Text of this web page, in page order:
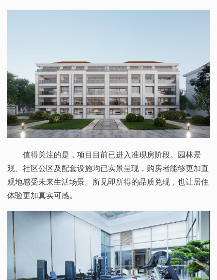
值得关注的是，项目目前已进入准现房阶段。园林景
观、社区公区及配套设施均已实景呈现，购房者能够更加直
观地感受未来生活场景。所见即所得的品质兑现，也让居住
体验更加真实可感。